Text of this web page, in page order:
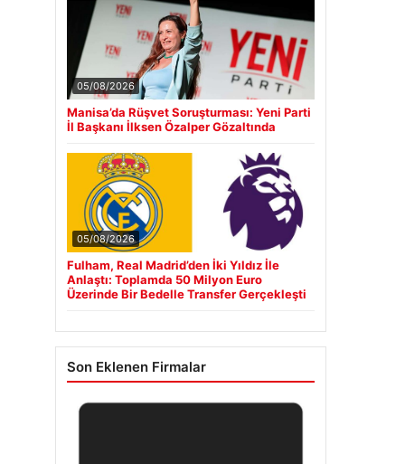
05/08/2026
Manisa’da Rüşvet Soruşturması: Yeni Parti
İl Başkanı İlksen Özalper Gözaltında
05/08/2026
Fulham, Real Madrid’den İki Yıldız İle
Anlaştı: Toplamda 50 Milyon Euro
Üzerinde Bir Bedelle Transfer Gerçekleşti
Son Eklenen Firmalar